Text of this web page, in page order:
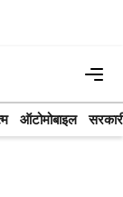
ऑटोमोबाइल